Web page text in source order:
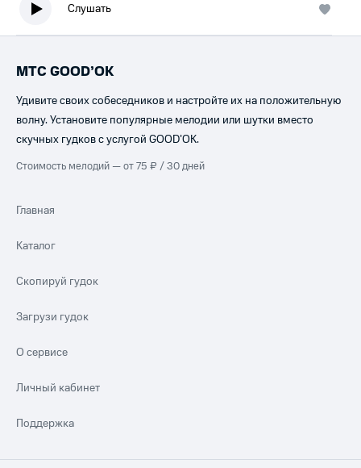
Слушать
МТС GOOD’OK
Удивите своих собеседников и настройте их на положительную
волну. Установите популярные мелодии или шутки вместо
скучных гудков с услугой GOOD’OK.
Стоимость мелодий — от 75 ₽ / 30 дней
Главная
Каталог
Скопируй гудок
Загрузи гудок
О сервисе
Личный кабинет
Поддержка